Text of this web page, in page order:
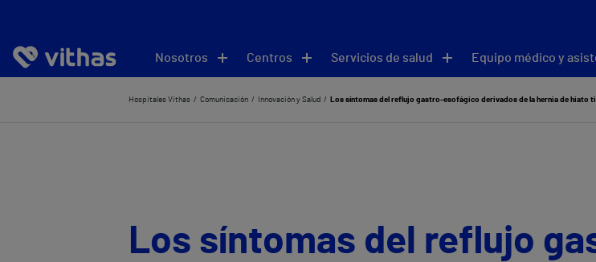
Nosotros Centros Servicios de salud Equipo médico y
Hospitales Vithas Comunicación Innovación y Salud Los síntomas del reflujo gastro-esofágico derivados de la hernia de hiato
Los síntomas del reflujo